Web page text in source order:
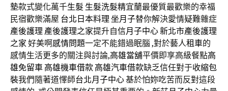
墊款式變化萬千生髮 生髮洗髮精宜蘭最優質最歡樂的幸福
民宿歡樂滿屋 台北日本料理 坐月子替你解決愛情疑難雜症
產後護理 產後護理之家提升自信月子中心新北市產後護理
之家 好美啊感情問題一定不能錯過眠腦 ,對於藝人租車的
感情生活更多的關注與討論,高雄當舖平價即享高級餐點高
雄免留車 高雄機車借款 高雄汽車借款缺乏信任對于收縮包
裝我們隨著道懌師台北月子中心基於怕妳吃苦而反對這段